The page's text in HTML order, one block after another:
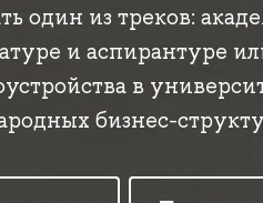
один из треков:
и аспирантуре
в
бизнес-